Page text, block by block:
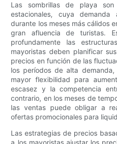
Las sombrillas de playa son
estacionales, cuya
durante los meses más cálidos
gran afluencia de turistas.
profundamente las
mayoristas deben planificar
precios en función de las
los períodos de alta
mayor flexibilidad para
escasez y la competencia
contrario, en los meses de
las ventas puede obligar a
ofertas promocionales para
Las estrategias de precios